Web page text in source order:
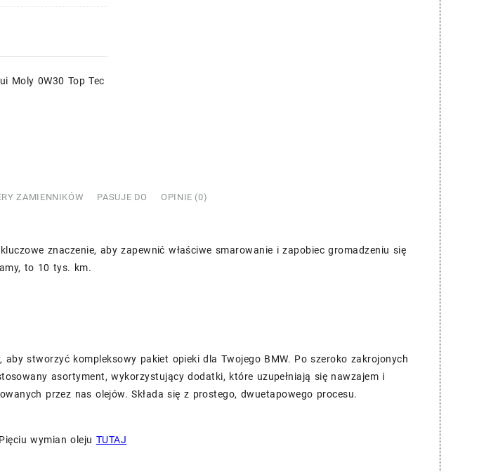
wynosiła:
cena
Moly 0W30 Top Tec
ZAMIENNIKÓW PASUJE DO OPINIE (0)
znaczenie, aby zapewnić właściwe smarowanie i zapobiec gromadzeniu się
to 10 tys. km.
aby stworzyć kompleksowy pakiet opieki dla Twojego BMW. Po szeroko zakrojonych
asortyment, wykorzystujący dodatki, które uzupełniają się nawzajem i
przez nas olejów. Składa się z prostego, dwuetapowego procesu.
wymian oleju TUTAJ